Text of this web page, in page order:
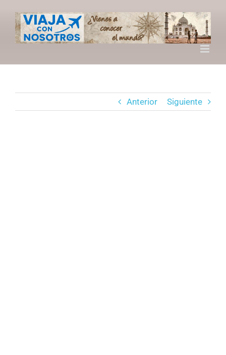
contenido
Anterior Siguiente